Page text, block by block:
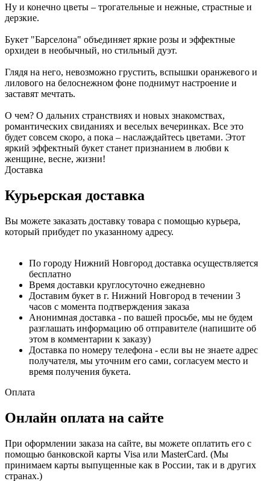
Ну и конечно цветы – трогательные и нежные, страстные и
дерзкие.
Букет "Барселона" объединяет яркие розы и эффектные
орхидеи в необычный, но стильный дуэт.
Глядя на него, невозможно грустить, вспышки оранжевого и
лилового на белоснежном фоне поднимут настроение и
заставят мечтать.
О чем? О дальних странствиях и новых знакомствах,
романтических свиданиях и веселых вечеринках. Все это
будет совсем скоро, а пока – наслаждайтесь цветами. Этот
яркий эффектный букет станет признанием в любви к
женщине, весне, жизни!
Доставка
Курьерская доставка
Вы можете заказать доставку товара с помощью курьера,
который прибудет по указанному адресу.
По городу Нижний Новгород доставка осуществляется
бесплатно
Время доставки круглосуточно ежедневно
Доставим букет в г. Нижний Новгород в течении 3
часов с момента подтверждения заказа
Анонимная доставка - по вашей просьбе, мы не будем
разглашать информацию об отправителе (напишите об
этом в комментарии к заказу)
Доставка по номеру телефона - если вы не знаете адрес
получателя, мы уточним его сами, согласуем место и
время получения букета.
Оплата
Онлайн оплата на сайте
При оформлении заказа на сайте, вы можете оплатить его с
помощью банковской карты Visa или MasterCard. (Мы
принимаем карты выпущенные как в России, так и в других
странах.)